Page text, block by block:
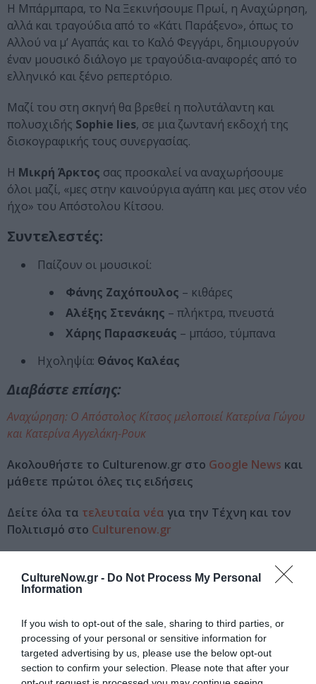
CultureNow.gr - Do Not Process My Personal
Information
If you wish to opt-out of the sale, sharing to third parties, or
processing of your personal or sensitive information for
targeted advertising by us, please use the below opt-out
section to confirm your selection. Please note that after your
Η Μπάρμπαρα, το Να Ξεκινήσουμε Πρωί, η Αναχώρηση,
αλλά και τραγούδια από το «Κάτι Παράξενο», όπως το
Αλλού να μ’ Αγαπάς και το Καλό Φεγγάρι, δημιουργούν
έναν μουσικό διάλογο με τραγούδια-αναφορές από το
ελληνικό και ξένο ρεπερτόριο.
Μαζί του στη σκηνή θα βρεθεί η πολυτάλαντη και
πολυσχιδής Sophie lies, σε μια ζωντανή εκδοχή της
δισκογραφικής τους συνεργασίας.
Η Μικρή Άρκτος σας προσκαλεί να αναχωρήσουμε
όλοι μαζί, «μες στην καινούργια αγάπη και μες στον νέο
ήχο» του Απόστολου Κίτσου.
Συντελεστές:
Παίζουν οι μουσικοί:
Φάνης Ζαχόπουλος – κιθάρες
Αλέξης Στενάκης – πλήκτρα, πνευστά
Χάρης Παρασκευάς – μπάσο, τύμπανα
Ηχοληψία: Θάνος Καλέας
Διαβάστε επίσης:
Αναχώρηση: Ο Απόστολος Κίτσος μελοποιεί Κατερίνα Γώγου
και Κατερίνα Αγγελάκη-Ρουκ
Ακολουθήστε το Culturenow.gr στο Google News και
μάθετε πρώτοι όλες τις ειδήσεις
Δείτε όλα τα τελευταία νέα για την Τέχνη και τον
Πολιτισμό στο Culturenow.gr
ΑΡΘΟΥΡΟΣ ΡΕΜΠΩ
ΕΚΔΟΣΕΙΣ ΜΙΚΡΗ ΑΡΚΤΟΣ
ΕΝΤΕΧΝΟ - ΛΑΪΚΟ - ΠΑΡΑΔΟΣΙΑΚΗ
ΚΑΤΕΡΙΝΑ ΑΓΓΕΛΑΚΗ ΡΟΥΚ
ΚΑΤΕΡΙΝΑ ΓΩΓΟΥ